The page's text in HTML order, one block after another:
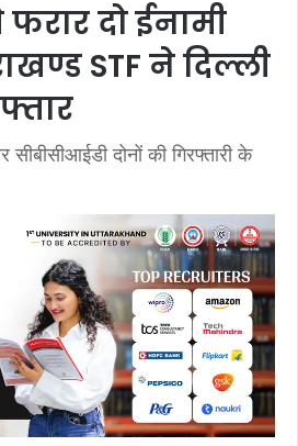
दो ईनामी
STF ने दिल्ली
दोनों की गिरफ्तारी के